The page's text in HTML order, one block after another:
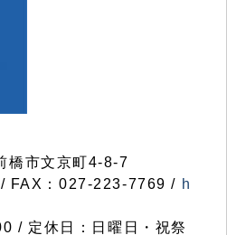
市文京町4-8-7
FAX：027-223-7769 / h
/ 定休日：日曜日・祝祭